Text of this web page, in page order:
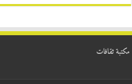
مكتبة ثقافات